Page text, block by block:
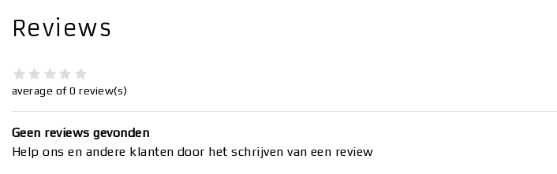
Reviews
average of 0 review(s)
Geen reviews gevonden
Help ons en andere klanten door het schrijven van een review